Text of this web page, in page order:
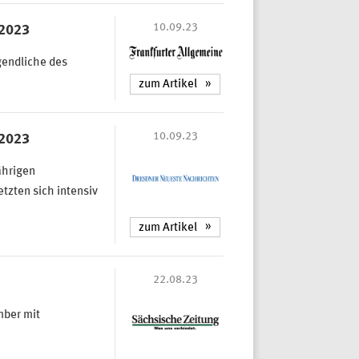
des
10.09.23
zum Artikel
sich intensiv
10.09.23
zum Artikel
mit
22.08.23